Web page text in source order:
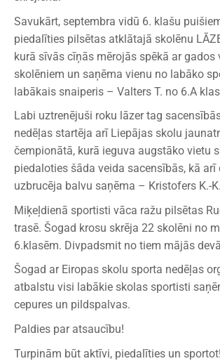
Savukārt, septembra vidū 6. klašu
piedalīties pilsētas atklātajā skolēnu
kurā sīvās cīņās mērojās spēkā ar gados
skolēniem un saņēma vienu no labāko
labākais snaiperis – Valters T. no 6.A
Labi uztrenējuši roku lāzer tag
nedēļas startēja arī Liepājas skolu
čempionātā, kurā ieguva augstāko vietu
piedaloties šāda veida sacensībās, kā arī
uzbrucēja balvu saņēma – Kristofers K.-
Miķeļdienā sportisti vāca ražu pilsētas
trasē. Šogad krosu skrēja 22 skolēni no
6.klasēm. Divpadsmit no tiem mājās
Šogad ar Eiropas skolu sporta nedēļas
atbalstu visi labākie skolas sportisti
cepures un pildspalvas.
Paldies par atsaucību!
Turpinām būt aktīvi, piedalīties un sportot!